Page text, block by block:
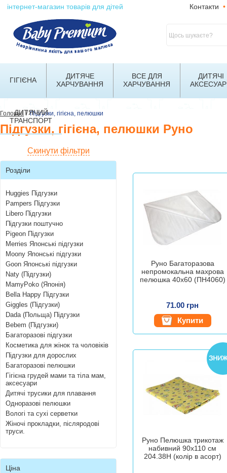
інтернет-магазин товарів для дітей Контакти •
ГІГІЄНА
ДИТЯЧЕ
ХАРЧУВАННЯ
ВСЕ ДЛЯ
ХАРЧУВАННЯ
ДИТЯЧІ
ДИТЯЧИЙ
ТРАНСПОРТ
Головна/Підгузки, гігієна, пелюшки
Підгузки, гігієна, пелюшки Руно
Скинути фільтри
Розділи
Huggies Підгузки
Pampers Підгузки
Libero Підгузки
Підгузки поштучно
Pigeon Підгузки
Merries Японські підгузки
Moony Японські підгузки
Goon Японські підгузки
Naty (Підгузки)
MamyPoko (Японія)
Bella Happy Підгузки
Giggles (Підгузки)
Dada (Польща) Підгузки
Bebem (Підгузки)
Багаторазові підгузки
Косметика для жінок та чоловіків
Підгузки для дорослих
Багаторазові пелюшки
Гігієна грудей мами та тіла мам,
аксесуари
Дитячі трусики для плавання
Одноразові пелюшки
Вологі та сухі серветки
Жіночі прокладки, післяродові
труси.
Ціна
Руно Багаторазова
непромокальна махрова
пелюшка 40х60 (ПН4060)
71.00 грн
Купити
Руно Пелюшка трикотаж
набивний 90х110 см
204.38Н (колір в асорт)